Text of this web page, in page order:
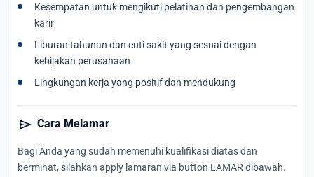
Kesempatan untuk mengikuti pelatihan dan pengembangan
karir
Liburan tahunan dan cuti sakit yang sesuai dengan
kebijakan perusahaan
Lingkungan kerja yang positif dan mendukung
send Cara Melamar
Bagi Anda yang sudah memenuhi kualifikasi diatas dan
berminat, silahkan apply lamaran via button LAMAR dibawah.